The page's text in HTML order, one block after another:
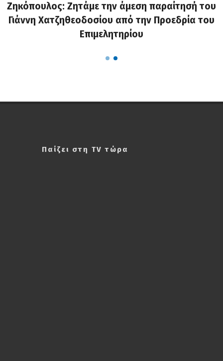
Ζηκόπουλος: Ζητάμε την άμεση παραίτησή του
Γιάννη Χατζηθεοδοσίου από την Προεδρία του
Επιμελητηρίου
Παίζει στη TV τώρα